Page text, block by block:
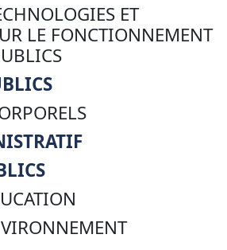
ET
LE FONCTIONNEMENT